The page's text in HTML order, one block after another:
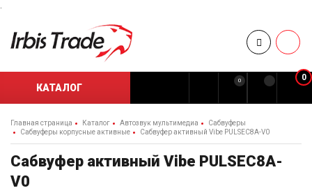
.
КАТАЛОГ
0 0
Главная страница Каталог Автозвук мультимедиа
Сабвуферы
Cабвуферы корпусные активные
Сабвуфер активный Vibe PULSEC8A-V0
Сабвуфер активный Vibe PULSEC8A-
V0